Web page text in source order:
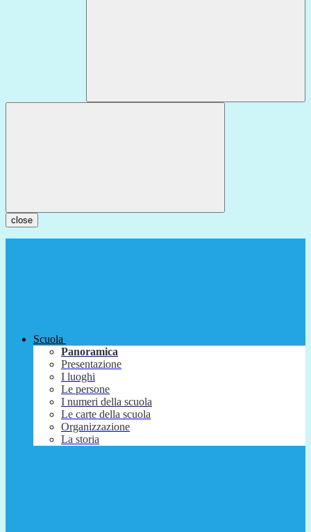
close
Scuola
Panoramica
Presentazione
I luoghi
Le persone
I numeri della scuola
Le carte della scuola
Organizzazione
La storia